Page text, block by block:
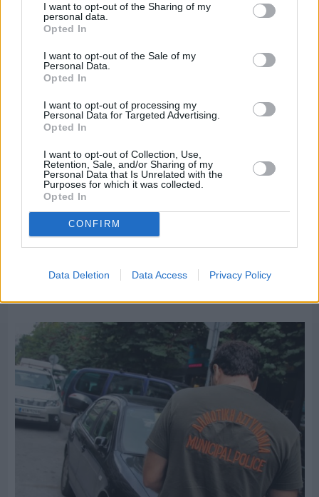
I want to opt-out of the Sharing of my
personal data.
Opted In
I want to opt-out of the Sale of my
Personal Data.
Opted In
I want to opt-out of processing my
Personal Data for Targeted Advertising.
Opted In
I want to opt-out of Collection, Use,
Retention, Sale, and/or Sharing of my
Personal Data that Is Unrelated with the
Purposes for which it was collected.
Opted In
CONFIRM
Data Deletion Data Access Privacy Policy
Πριν 2 ημέρες
Ελαιοκομικό Μητρώο: Ξεκινά η προετοιμασία
των ελαιοπαραγωγών στη Χίο